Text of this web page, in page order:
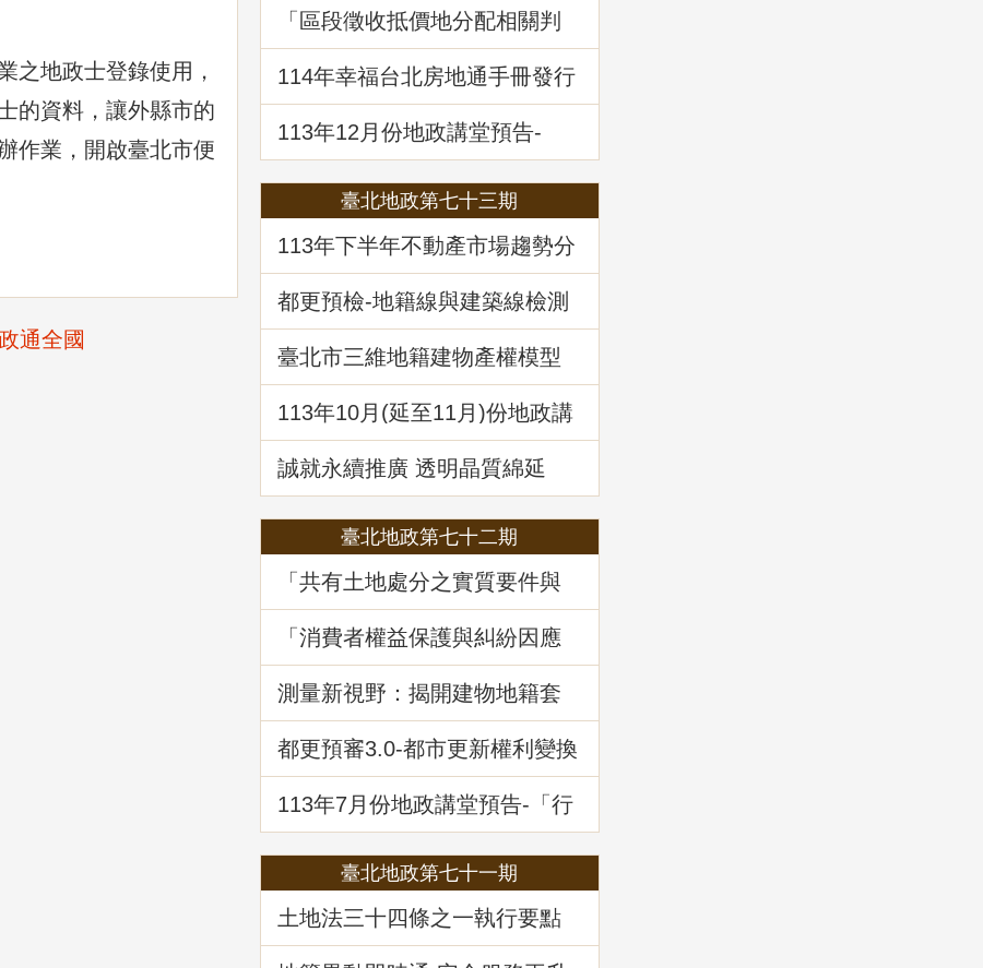
地政士登錄使用，
的資料，讓外縣市的
作業，開啟臺北市便
通全國
「區段徵收抵價地分配相關判
決見解分析」地政講堂回顧
114年幸福台北房地通手冊發行
囉!歡迎免費索取!
113年12月份地政講堂預告-
「都市更新地籍整理全攻略」
臺北地政第七十三期
113年下半年不動產市場趨勢分
析
都更預檢-地籍線與建築線檢測
作業
臺北市三維地籍建物產權模型
現在進行式
113年10⽉(延至11月)份地政講
堂預告-「不動產信託實務解
析」
誠就永續推廣 透明晶質綿延
臺北地政第七十二期
「共有土地處分之實質要件與
程序要件－以土地法第34條之1
執行要點修正為中心」地政講
堂回顧
「消費者權益保護與糾紛因應
—消費爭議案例分享」地政講
堂回顧
測量新視野：揭開建物地籍套
繪資料的面紗
都更預審3.0-都市更新權利變換
登記預先審查制度
113年7月份地政講堂預告-「行
政救濟案件剖析-以若干土地測
臺北地政第七十一期
土地法三十四條之一執行要點
修正內容解析